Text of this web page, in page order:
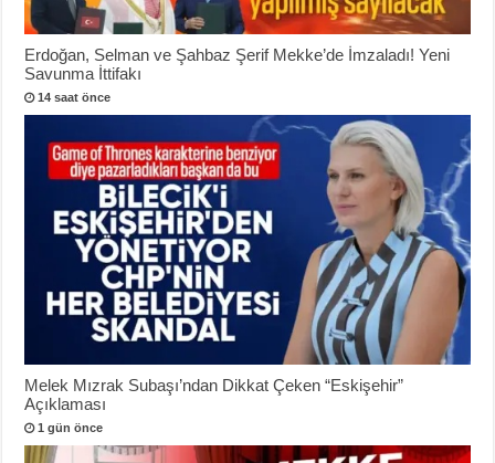
Erdoğan, Selman ve Şahbaz Şerif Mekke’de İmzaladı! Yeni
Savunma İttifakı
14 saat önce
Melek Mızrak Subaşı’ndan Dikkat Çeken “Eskişehir”
Açıklaması
1 gün önce